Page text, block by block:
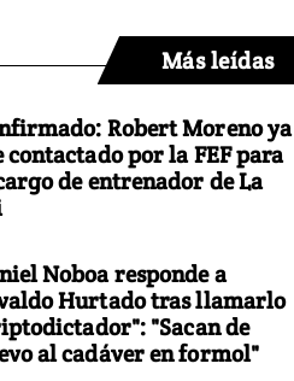
Más leídas
Robert Moreno ya
contactado por la FEF para
de entrenador de La
Noboa responde a
Hurtado tras llamarlo
"Sacan de
al cadáver en formol"